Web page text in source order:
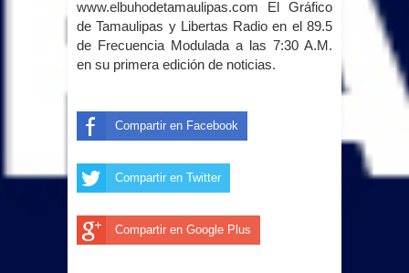
www.elbuhodetamaulipas.com El Gráfico
de Tamaulipas y Libertas Radio en el 89.5
de Frecuencia Modulada a las 7:30 A.M.
en su primera edición de noticias.
Compartir en Facebook
Compartir en Twitter
Compartir en Google Plus